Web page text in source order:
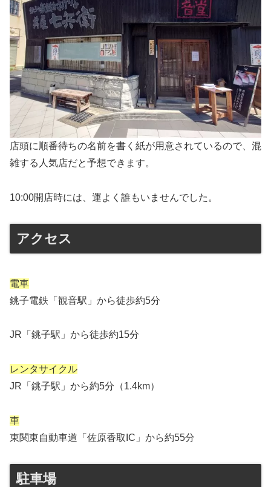
店頭に順番待ちの名前を書く紙が用意されているので、混
雑する人気店だと予想できます。
10:00開店時には、運よく誰もいませんでした。
アクセス
電車
銚子電鉄「観音駅」から徒歩約5分
JR「銚子駅」から徒歩約15分
レンタサイクル
JR「銚子駅」から約5分（1.4km）
車
東関東自動車道「佐原香取IC」から約55分
駐車場